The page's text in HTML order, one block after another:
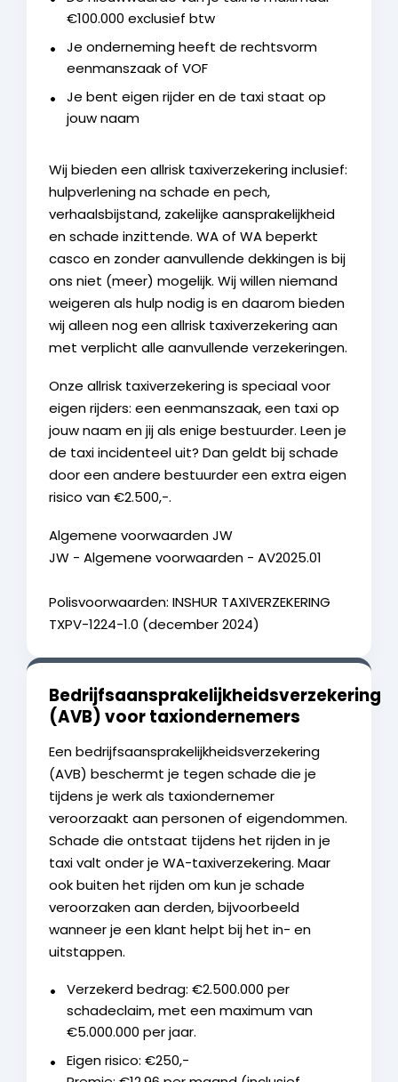
€100.000 exclusief btw
Je onderneming heeft de rechtsvorm
eenmanszaak of VOF
Je bent eigen rijder en de taxi staat op
jouw naam
Wij bieden een allrisk taxiverzekering inclusief:
hulpverlening na schade en pech,
verhaalsbijstand, zakelijke aansprakelijkheid
en schade inzittende. WA of WA beperkt
casco en zonder aanvullende dekkingen is bij
ons niet (meer) mogelijk. Wij willen niemand
weigeren als hulp nodig is en daarom bieden
wij alleen nog een allrisk taxiverzekering aan
met verplicht alle aanvullende verzekeringen.
Onze allrisk taxiverzekering is speciaal voor
eigen rijders: een eenmanszaak, een taxi op
jouw naam en jij als enige bestuurder. Leen je
de taxi incidenteel uit? Dan geldt bij schade
door een andere bestuurder een extra eigen
risico van €2.500,-.
Algemene voorwaarden JW
JW - Algemene voorwaarden - AV2025.01
Polisvoorwaarden: INSHUR TAXIVERZEKERING
TXPV-1224-1.0 (december 2024)
Bedrijfsaansprakelijkheidsverzekering
(AVB) voor taxiondernemers
Een bedrijfsaansprakelijkheidsverzekering
(AVB) beschermt je tegen schade die je
tijdens je werk als taxiondernemer
veroorzaakt aan personen of eigendommen.
Schade die ontstaat tijdens het rijden in je
taxi valt onder je WA-taxiverzekering. Maar
ook buiten het rijden om kun je schade
veroorzaken aan derden, bijvoorbeeld
wanneer je een klant helpt bij het in- en
uitstappen.
Verzekerd bedrag: €2.500.000 per
schadeclaim, met een maximum van
€5.000.000 per jaar.
Eigen risico: €250,-